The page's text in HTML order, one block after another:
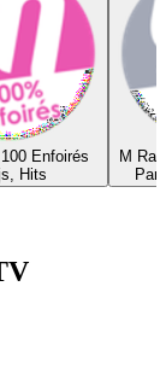
Enfoirés
Hits
M